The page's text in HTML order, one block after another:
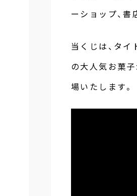
ーショップ、
当くじは、タ
の大人気お菓
場いたします。